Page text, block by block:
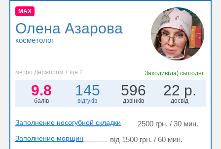
MAX
Олена Азарова
косметолог
метро Держпром + ще 2 Заходив(ла)сьогодні
9.8
балів
145
відгуків
596
дзвінків
22 р.
досвід
Заполнение носогубной складки 2500 грн. / 30 мин.
Заполнение морщин від 1500 грн. / 60 мин.